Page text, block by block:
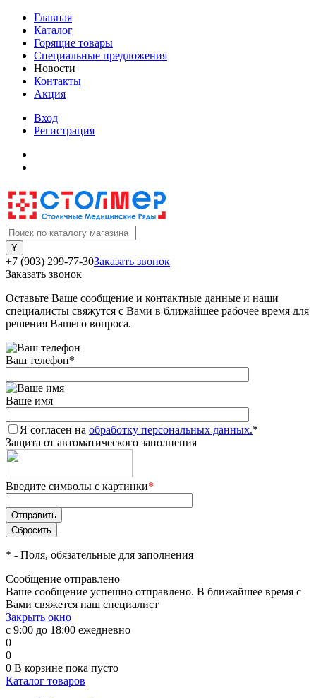
Главная
Каталог
Горящие товары
Специальные предложения
Новости
Контакты
Акция
Вход
Регистрация
+7 (903) 299-77-30Заказать звонок
Заказать звонок
Оставьте Ваше сообщение и контактные данные и наши
специалисты свяжутся с Вами в ближайшее рабочее время для
решения Вашего вопроса.
Ваш телефон*
Ваше имя
Я согласен на обработку персональных данных.*
Защита от автоматического заполнения
Введите символы с картинки*
* - Поля, обязательные для заполнения
Сообщение отправлено
Ваше сообщение успешно отправлено. В ближайшее время с
Вами свяжется наш специалист
Закрыть окно
с 9:00 до 18:00 ежедневно
0
0
0 В корзине пока пусто
Каталог товаров